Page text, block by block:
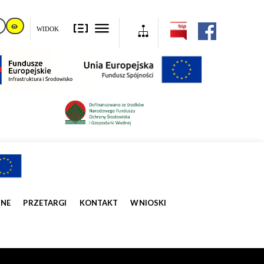
WIDOK
PRZETARGI KONTAKT WNIOSKI